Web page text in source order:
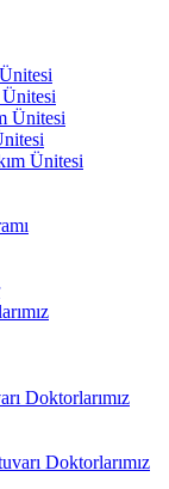
Ünitesi
Ünitesi
Doktorlarımız
Doktorlarımız